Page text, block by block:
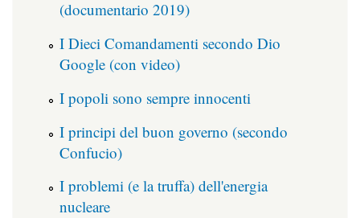
(documentario 2019)
I Dieci Comandamenti secondo Dio
Google (con video)
I popoli sono sempre innocenti
I principi del buon governo (secondo
Confucio)
I problemi (e la truffa) dell'energia
nucleare